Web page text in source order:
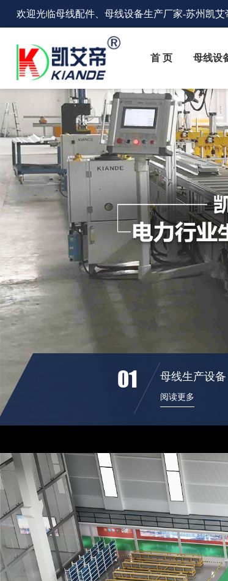
欢迎光临母线配件、母线设备生产厂家-苏州凯艾
首 页 母线设
01 母线生产设备
阅读更多